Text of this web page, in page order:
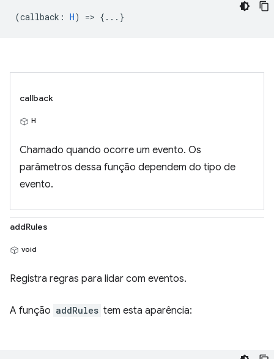
(callback : H) => {...}
callback
H
Chamado quando ocorre um evento. Os
parâmetros dessa função dependem do tipo de
evento.
addRules
void
Registra regras para lidar com eventos.
A função addRules tem esta aparência: